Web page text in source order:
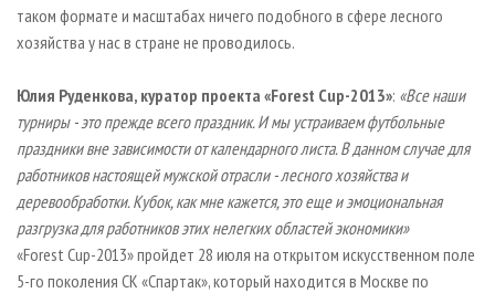
таком формате и масштабах ничего подобного в сфере лесного
хозяйства у нас в стране не проводилось.
Юлия Руденкова, куратор проекта «Forest Cup-2013»: «Все наши
турниры - это прежде всего праздник. И мы устраиваем футбольные
праздники вне зависимости от календарного листа. В данном случае для
работников настоящей мужской отрасли - лесного хозяйства и
деревообработки. Кубок, как мне кажется, это еще и эмоциональная
разгрузка для работников этих нелегких областей экономики»
«Forest Cup-2013» пройдет 28 июля на открытом искусственном поле
5-го поколения СК «Спартак», который находится в Москве по